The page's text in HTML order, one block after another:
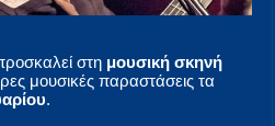
στη μουσική σκηνή
μουσικές παραστάσεις τα
.